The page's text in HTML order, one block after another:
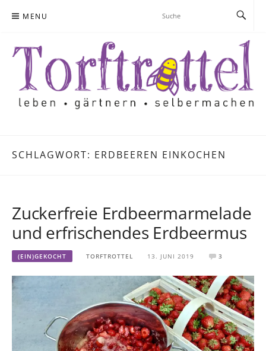
MENU
SCHLAGWORT: ERDBEEREN EINKOCHEN
Zuckerfreie Erdbeermarmelade
und erfrischendes Erdbeermus
(EIN)GEKOCHT TORFTROTTEL 13. JUNI 2019 3